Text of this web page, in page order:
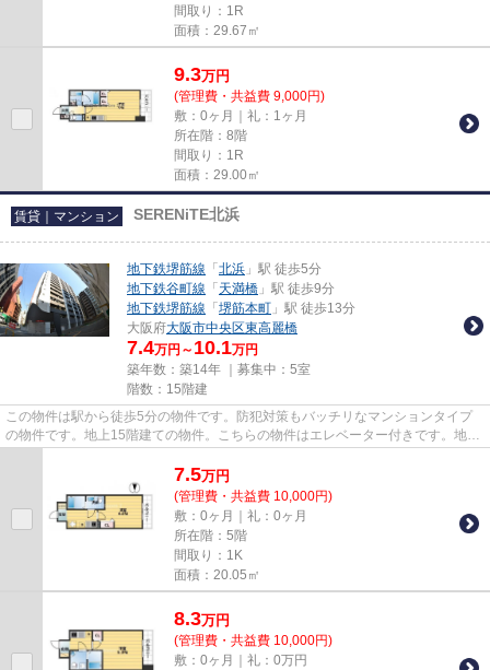
間取り：1R
面積：29.67㎡
9.3万円
(管理費・共益費 9,000円)
敷：0ヶ月｜礼：1ヶ月
所在階：8階
間取り：1R
面積：29.00㎡
賃貸｜マンション SERENiTE北浜
地下鉄堺筋線 「 北浜 」駅 徒歩5分
地下鉄谷町線 「 天満橋 」駅 徒歩9分
地下鉄堺筋線 「 堺筋本町 」駅 徒歩13分
大阪府大阪市中央区東高麗橋
7.4万円～ 10.1万円
築年数：築14年 ｜募集中： 5室
階数：15階建
この物件は駅から徒歩5分の物件です。防犯対策もバッチリなマンションタイプ
の物件です。地上15階建ての物件。こちらの物件はエレベーター付きです。地下
7.5万円
(管理費・共益費 10,000円)
敷：0ヶ月｜礼：0ヶ月
所在階：5階
間取り：1K
面積：20.05㎡
8.3万円
(管理費・共益費 10,000円)
敷：0ヶ月｜礼：0万円